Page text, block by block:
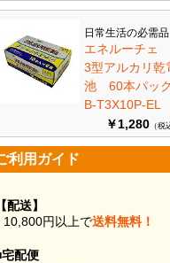
日常生活の必需
エネルーチェ
3型アルカリ乾
池 60本パ
B-T3X10P-EL
￥1,280 （税
利用ガイド
【配送】
10,800円以上で送料無料！
配便